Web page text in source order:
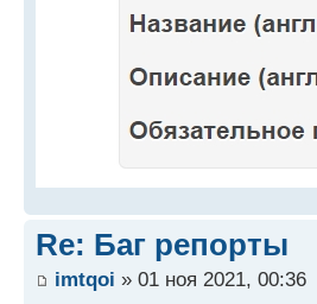
Re: Баг репорты
imtqoi » 01 ноя 2021, 00:36